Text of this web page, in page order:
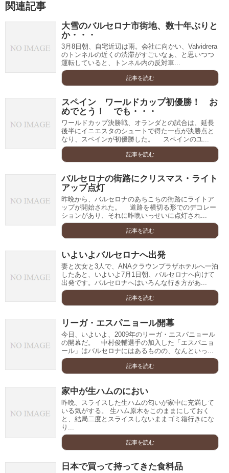
関連記事
大雪のバルセロナ市街地、数十年ぶりと
か・・・
3月8日朝、自宅近辺は雨。会社に向かい、Valvidrera
のトンネルの近くの渋滞がすごいなぁ、と思いつつ
運転していると、トンネル内の反対車...
記事を読む
スペイン ワールドカップ初優勝！ お
めでとう！ でも・・・
ワールドカップ決勝戦、オランダとの試合は、延長
後半にイニエスタのシュートで得た一点が決勝点と
なり、スペインが初優勝した。 スペインのユ...
記事を読む
バルセロナの街路にクリスマス・ライト
アップ点灯
昨晩から、バルセロナのあちこちの街路にライトア
ップが開始された。 道路を横切る形でのデコレー
ションがあり、それに昨晩いっせいに点灯され...
記事を読む
いよいよバルセロナへ出発
妻と次女と3人で、ANAクラウンプラザホテルへ一泊
したあと、いよいよ7月1日朝、バルセロナへ向けて
出発です。バルセロナへはいろんな行き方があ...
記事を読む
リーガ・エスパニョール開幕
今日、いよいよ、2009年のリーガ・エスパニョール
の開幕だ。 中村俊輔選手の加入した「エスパニョ
ール」はバルセロナにはあるものの、なんといっ...
記事を読む
家中が生ハムのにおい
昨晩、スライスした生ハムの匂いが家中に充満して
いる気がする。 生ハム原木をこのままにしておく
と、結局二度とスライスしないままゴミ箱行きにな
り...
記事を読む
日本で買って持ってきた食料品